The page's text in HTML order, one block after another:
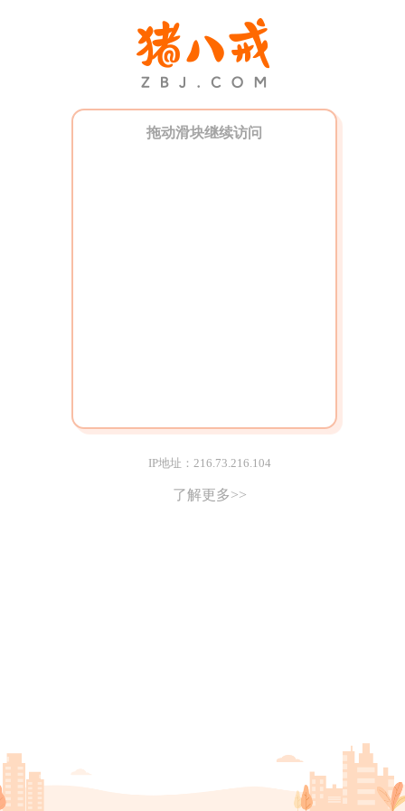
拖动滑块继续访问
IP地址：216.73.216.104
了解更多>>